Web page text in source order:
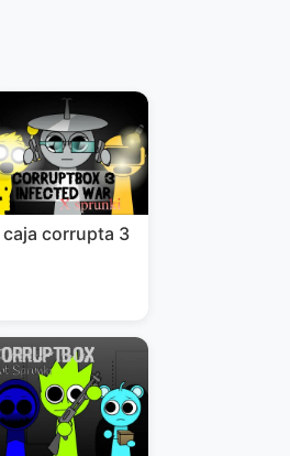
caja corrupta 3